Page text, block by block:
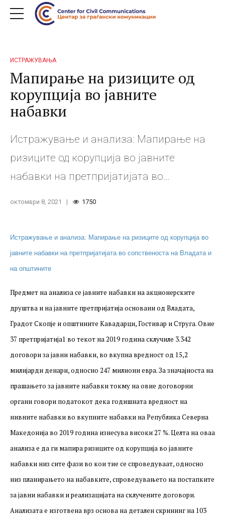
ИСТРАЖУВАЊА
Мапирање на ризиците од
корупција во јавните
набавки
Истражување и анализа: Мапирање на
ризиците од корупција во јавните
набавки на претпријатијата во
јавните набавки на акционерските
друштва и на јавните претпријатија
основани од Владата, Градот Скопје и
општините Кавадарци, Гостивар и
Струга. Овие 37 претпријатија1 во текот
на 2019 година склучиле 3.342 договори
за јавни набавки, во вкупна вредност од
15,2 милијарди денари, односно 247
милиони евра. За значајноста на
прашањето за јавните набавки токму на
овие договорни органи говори
податокот дека годишната вредност на
нивните набавки во вкупните набавки на
Република Северна Македонија во 2019
година изнесува високи 27 %. Целта на
оваа анализа е да ги мапира ризиците
октомври 8, 2021 1750
Истражување и анализа: Мапирање на ризиците од корупција во
јавните набавки на претпријатијата во сопственоста на Владата и
на општините
Предмет на анализа се јавните набавки на акционерските
друштва и на јавните претпријатија основани од Владата,
Градот Скопје и општините Кавадарци, Гостивар и Струга. Овие
37 претпријатија1 во текот на 2019 година склучиле 3.342
договори за јавни набавки, во вкупна вредност од 15,2
милијарди денари, односно 247 милиони евра. За значајноста на
прашањето за јавните набавки токму на овие договорни
органи говори податокот дека годишната вредност на
нивните набавки во вкупните набавки на Република Северна
Македонија во 2019 година изнесува високи 27 %. Целта на оваа
анализа е да ги мапира ризиците од корупција во јавните
набавки низ сите фази во кои тие се спроведуваат, односно
низ планирањето на набавките, спроведувањето на постапките
за јавни набавки и реализацијата на склучените договори.
Анализата е изготвена врз основа на детален скрининг на 103